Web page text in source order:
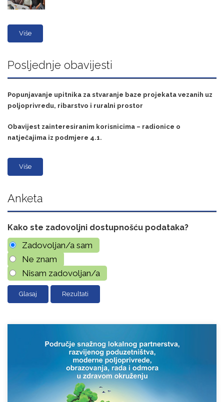
Više
Posljednje obavijesti
Popunjavanje upitnika za stvaranje baze projekata vezanih uz
poljoprivredu, ribarstvo i ruralni prostor
Obavijest zainteresiranim korisnicima – radionice o
natječajima iz podmjere 4.1.
Više
Anketa
Kako ste zadovoljni dostupnošću podataka?
Zadovoljan/a sam
Ne znam
Nisam zadovoljan/a
Rezultati